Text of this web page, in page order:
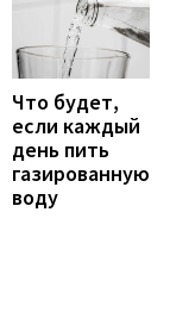
Что будет,
если каждый
день пить
газированную
воду